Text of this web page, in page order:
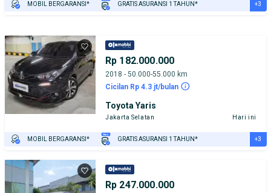
MOBIL BERGARANSI* GRATIS ASURANSI 1 TAHUN* +3
Rp 182.000.000
2018 - 50.000-55.000 km
Cicilan Rp 4.3 jt/bulan
Toyota Yaris
Jakarta Selatan Hari ini
MOBIL BERGARANSI* GRATIS ASURANSI 1 TAHUN*
PENJUAL TERVERIFIKASI
+3
Rp 247.000.000